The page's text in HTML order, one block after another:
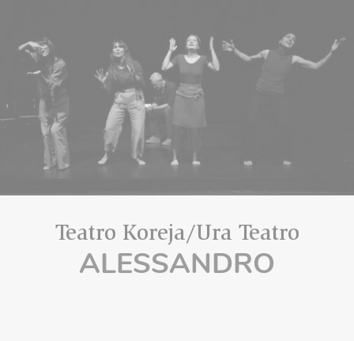
Teatro Koreja/Ura Teatro
ALESSANDRO